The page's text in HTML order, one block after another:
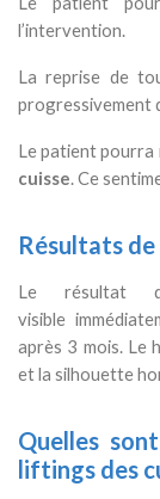
l’intervention.
La reprise de
progressivement
Le patient pourra
cuisse. Ce
Résultats de
Le résultat
visible
après 3 mois. Le
et la silhouette
Quelles
liftings des